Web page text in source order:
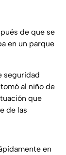
de que se
en un parque
seguridad
al niño de
que
de las
en